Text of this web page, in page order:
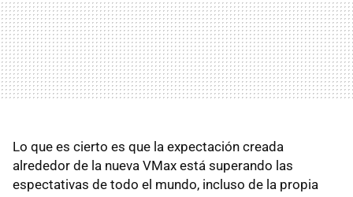
Lo que es cierto es que la expectación creada
alrededor de la nueva VMax está superando las
espectativas de todo el mundo, incluso de la propia